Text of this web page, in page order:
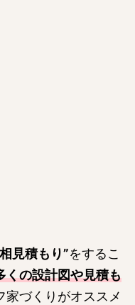
見積もり”をするこ
くの設計図や見積も
家づくりがオススメ